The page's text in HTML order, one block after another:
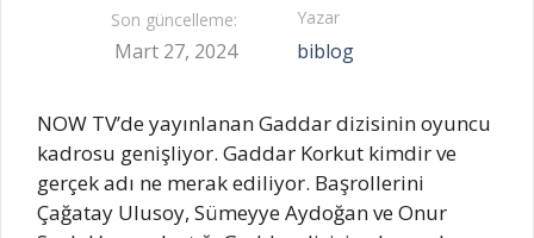
Son güncelleme:
Mart 27, 2024
Yazar
biblog
NOW TV’de yayınlanan Gaddar dizisinin oyuncu
kadrosu genişliyor. Gaddar Korkut kimdir ve
gerçek adı ne merak ediliyor. Başrollerini
Çağatay Ulusoy, Sümeyye Aydoğan ve Onur